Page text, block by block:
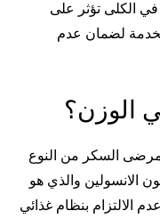
الكلى تؤثر على
لضمان عدم
الوزن؟
السكر من النوع
الانسولين والذي هو
الالتزام بنظام غذائي